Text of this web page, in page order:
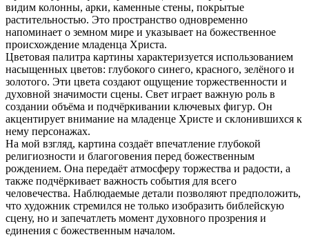
видим колонны, арки, каменные стены, покрытые
растительностью. Это пространство одновременно
напоминает о земном мире и указывает на божественное
происхождение младенца Христа.
Цветовая палитра картины характеризуется использованием
насыщенных цветов: глубокого синего, красного, зелёного и
золотого. Эти цвета создают ощущение торжественности и
духовной значимости сцены. Свет играет важную роль в
создании объёма и подчёркивании ключевых фигур. Он
акцентирует внимание на младенце Христе и склонившихся к
нему персонажах.
На мой взгляд, картина создаёт впечатление глубокой
религиозности и благоговения перед божественным
рождением. Она передаёт атмосферу торжества и радости, а
также подчёркивает важность события для всего
человечества. Наблюдаемые детали позволяют предположить,
что художник стремился не только изобразить библейскую
сцену, но и запечатлеть момент духовного прозрения и
единения с божественным началом.